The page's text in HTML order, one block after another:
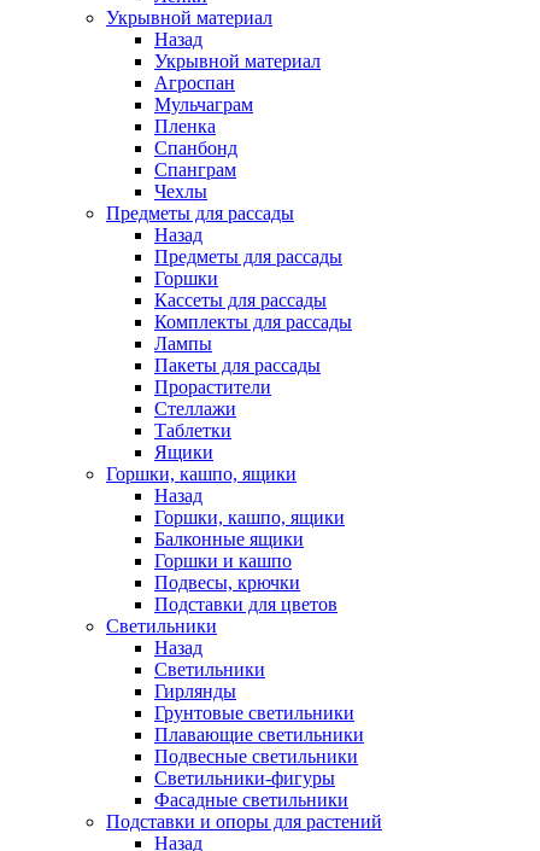
Укрывной материал
Назад
Укрывной материал
Агроспан
Мульчаграм
Пленка
Спанбонд
Спанграм
Чехлы
Предметы для рассады
Назад
Предметы для рассады
Горшки
Кассеты для рассады
Комплекты для рассады
Лампы
Пакеты для рассады
Прорастители
Стеллажи
Таблетки
Ящики
Горшки, кашпо, ящики
Назад
Горшки, кашпо, ящики
Балконные ящики
Горшки и кашпо
Подвесы, крючки
Подставки для цветов
Светильники
Назад
Светильники
Гирлянды
Грунтовые светильники
Плавающие светильники
Подвесные светильники
Светильники-фигуры
Фасадные светильники
Подставки и опоры для растений
Назад